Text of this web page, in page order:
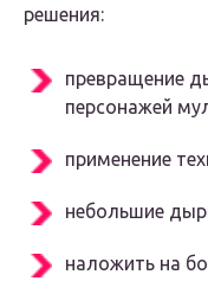
решения:
превращение
персонажей
применение
небольшие
наложить на